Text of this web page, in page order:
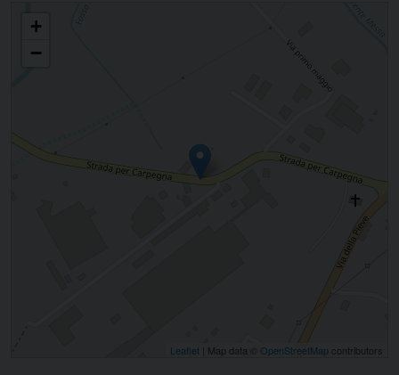
+
−
Leaflet | Map data © OpenStreetMap contributors